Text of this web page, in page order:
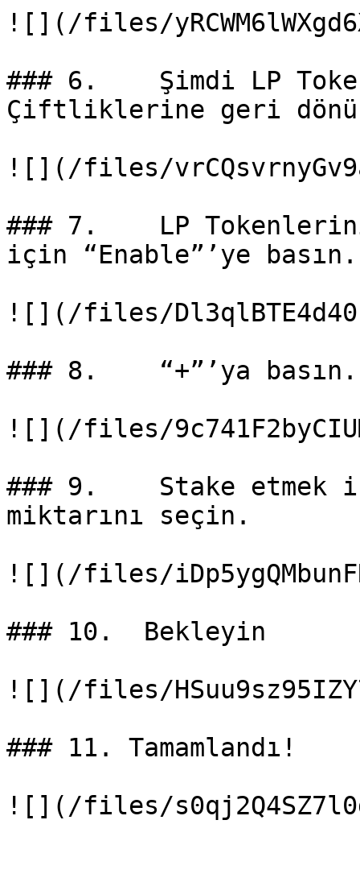
![](/files/
### 6.    Şimdi LP
Çiftliklerine geri
![](/files/
### 7.    LP
için “Enable”’ye basın.
![](/files/
### 8.    “+”’ya basın.
![](/files/
### 9.    Stake etmek
miktarını seçin.
![](/files/
### 10.  Bekleyin
![](/files/
### 11. Tamamlandı!